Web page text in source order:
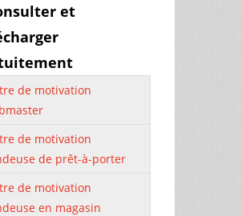
et
de motivation
de motivation
de prêt-à-porter
de motivation
en magasin